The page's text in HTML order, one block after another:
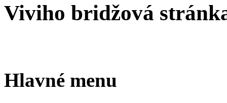
Viviho bridžová
Hlavné menu